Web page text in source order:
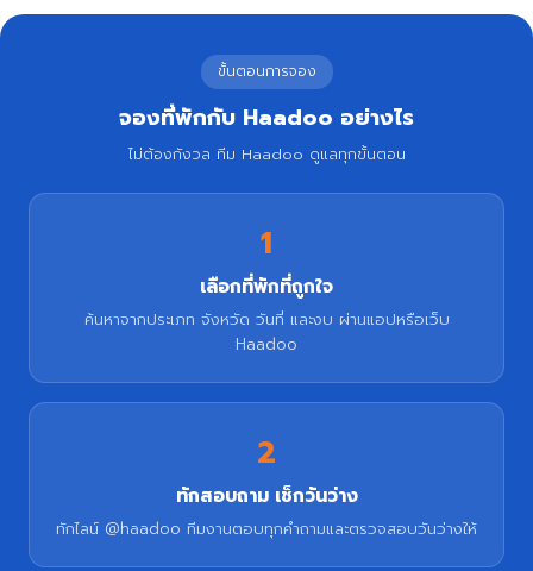
ขั้นตอนการจอง
จองที่พักกับ Haadoo อย่างไร
ไม่ต้องกังวล ทีม Haadoo ดูแลทุกขั้นตอน
1
เลือกที่พักที่ถูกใจ
ค้นหาจากประเภท จังหวัด วันที่ และงบ ผ่านแอปหรือเว็บ
Haadoo
2
ทักสอบถาม เช็กวันว่าง
ทักไลน์ @haadoo ทีมงานตอบทุกคำถามและตรวจสอบวันว่างให้